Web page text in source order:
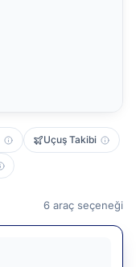
Uçuş Takibi
6 araç seçeneği